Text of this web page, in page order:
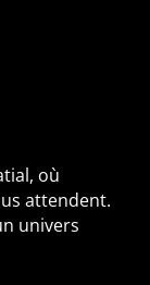
où
attendent.
univers